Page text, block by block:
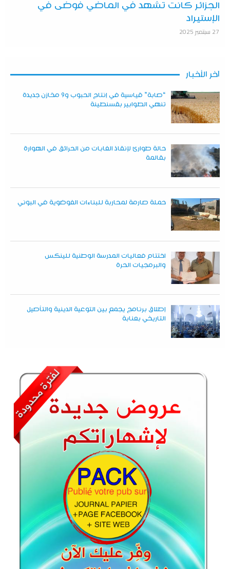
الجزائر كانت تشهد في الماضي فوضى في
الإستيراد
27 سبتمبر 2025
آخر الأخبار
“صابة” قياسية في إنتاج الحبوب و9 مخازن جديدة
تنهي الطوابير بقسنطينة
حالة طوارئ لإنقاذ الغابات من الحرائق في الهوارة
بقالمة
حملة صارمة لمحاربة للبناءات الفوضوية في البوني
اختتام فعاليات المدرسة الوطنية للينكس
والبرمجيات الحرة
إطلاق برنامج يجمع بين التوعية الدينية والتأصيل
التاريخي بعنابة